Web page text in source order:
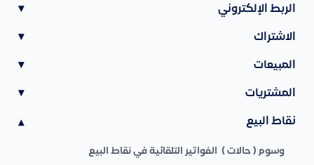
الربط الإلكتروني ▾
الاشتراك ▾
المبيعات ▾
المشتريات ▾
نقاط البيع ▾
وسوم ( حالات ) الفواتير التلقائية في نقاط البيع